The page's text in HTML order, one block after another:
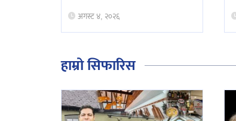
अगस्ट ४, २०२६
हाम्रो सिफारिस